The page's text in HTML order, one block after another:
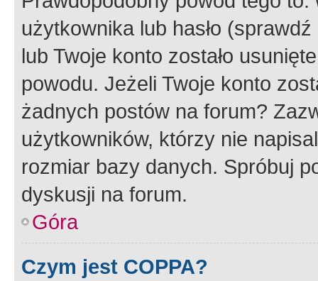
użytkownika lub hasło
lub Twoje konto zostało
powodu. Jeżeli Twoje konto
żadnych postów na forum?
użytkowników, którzy nie
rozmiar bazy danych. Spróbuj
dyskusji na forum.
Góra
Czym jest COPPA?